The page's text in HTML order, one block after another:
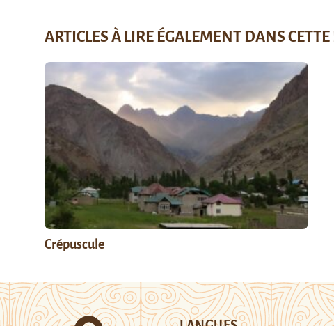
ARTICLES À LIRE ÉGALEMENT DANS
Crépuscule